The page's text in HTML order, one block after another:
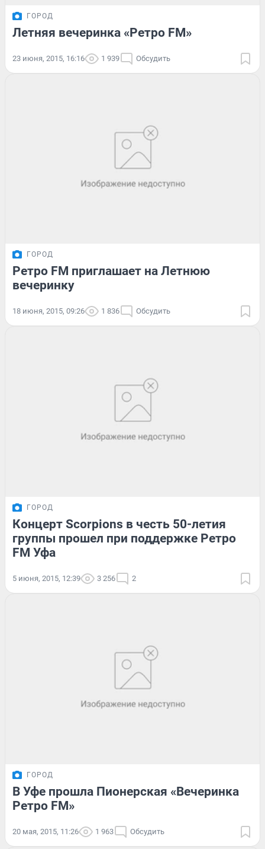
ГОРОД
Летняя вечеринка «Ретро FM»
23 июня, 2015, 16:16 1 939 Обсудить
ГОРОД
Ретро FM приглашает на Летнюю
вечеринку
18 июня, 2015, 09:26 1 836 Обсудить
ГОРОД
Концерт Scorpions в честь 50-летия
группы прошел при поддержке Ретро
FM Уфа
5 июня, 2015, 12:39 3 256 2
ГОРОД
В Уфе прошла Пионерская «Вечеринка
Ретро FM»
20 мая, 2015, 11:26 1 963 Обсудить